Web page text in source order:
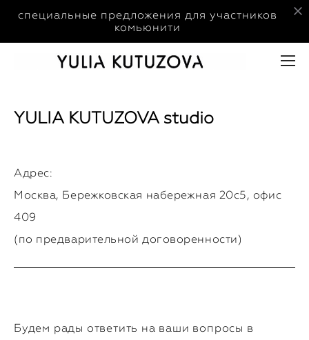
специальные предложения для участников
комьюнити
YULIA KUTUZOVA studio
Адрес:
Москва, Бережковская набережная 20с5, офис
409
(по предварительной договоренности)
Будем рады ответить на ваши вопросы в